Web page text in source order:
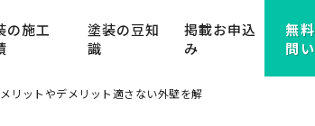
の施工
塗装の豆知
識
掲載お申込
み
無
問
リットやデメリット適さない外壁を解